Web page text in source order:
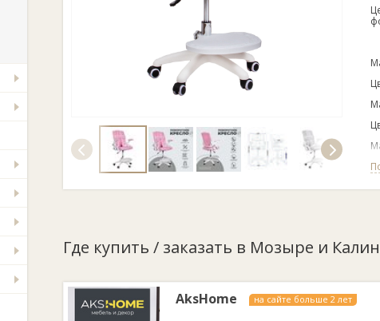
Где купить / заказать в Мозыре и
AksHome на сайте больше 2 лет